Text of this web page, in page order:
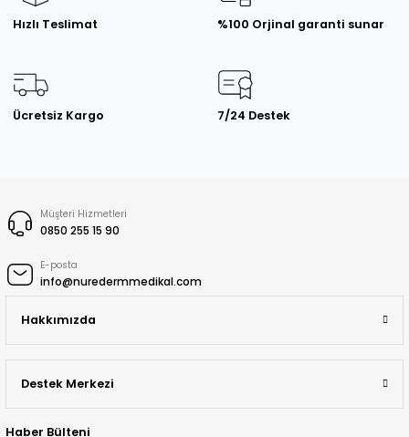
Hızlı Teslimat %100 Orjinal garanti sunar
Ücretsiz Kargo 7/24 Destek
Müşteri Hizmetleri
0850 255 15 90
E-posta
info@nuredermmedikal.com
Hakkımızda
Destek Merkezi
Haber Bülteni